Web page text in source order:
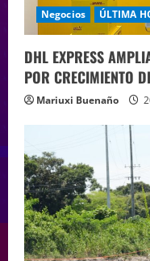
Negocios ÚLTIMA
DHL EXPRESS
POR CRECIMIENTO
Mariuxi Buenaño